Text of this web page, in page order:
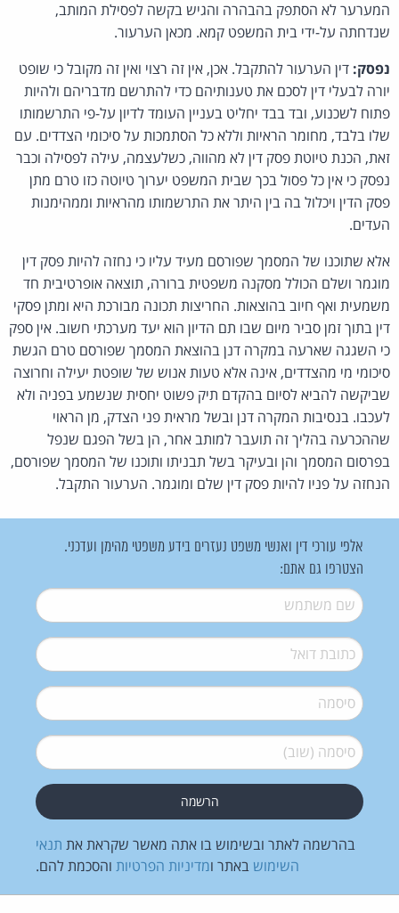
המערער לא הסתפק בהבהרה והגיש בקשה לפסילת המותב,
שנדחתה על-ידי בית המשפט קמא. מכאן הערעור.
נפסק: דין הערעור להתקבל. אכן, אין זה רצוי ואין זה מקובל כי שופט
יורה לבעלי דין לסכם את טענותיהם כדי להתרשם מדבריהם ולהיות
פתוח לשכנוע, ובד בבד יחליט בעניין העומד לדיון על-פי התרשמותו
שלו בלבד, מחומר הראיות וללא כל הסתמכות על סיכומי הצדדים. עם
זאת, הכנת טיוטת פסק דין לא מהווה, כשלעצמה, עילה לפסילה וכבר
נפסק כי אין כל פסול בכך שבית המשפט יערוך טיוטה כזו טרם מתן
פסק הדין ויכלול בה בין היתר את התרשמותו מהראיות וממהימנות
העדים.
אלא שתוכנו של המסמך שפורסם מעיד עליו כי נחזה להיות פסק דין
מוגמר ושלם הכולל מסקנה משפטית ברורה, תוצאה אופרטיבית חד
משמעית ואף חיוב בהוצאות. החריצות תכונה מבורכת היא ומתן פסקי
דין בתוך זמן סביר מיום שבו תם הדיון הוא יעד מערכתי חשוב. אין ספק
כי השגגה שארעה במקרה דנן בהוצאת המסמך שפורסם טרם הגשת
סיכומי מי מהצדדים, אינה אלא טעות אנוש של שופטת יעילה וחרוצה
שביקשה להביא לסיום בהקדם תיק פשוט יחסית שנשמע בפניה ולא
לעכבו. בנסיבות המקרה דנן ובשל מראית פני הצדק, מן הראוי
שההכרעה בהליך זה תועבר למותב אחר, הן בשל הפגם שנפל
בפרסום המסמך והן ובעיקר בשל תבניתו ותוכנו של המסמך שפורסם,
הנחזה על פניו להיות פסק דין שלם ומוגמר. הערעור התקבל.
אלפי עורכי דין ואנשי משפט נעזרים בידע משפטי מהימן ועדכני.
הצטרפו גם אתם:
שם משתמש*
דואל*
סיסמה*
סיסמה (שוב)*
בהרשמה לאתר ובשימוש בו אתה מאשר שקראת את תנאי
השימוש באתר ומדיניות הפרטיות והסכמת להם.